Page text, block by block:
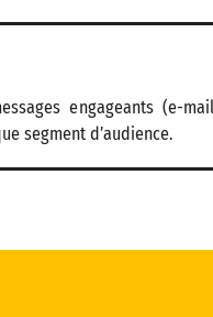
engageants (e-
segment d’audience.